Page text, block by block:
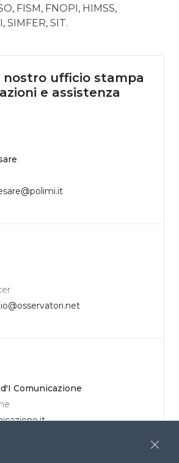
FISM, FNOPI, HIMSS,
SIMFER, SIT.
ufficio stampa
e assistenza
Comunicazione